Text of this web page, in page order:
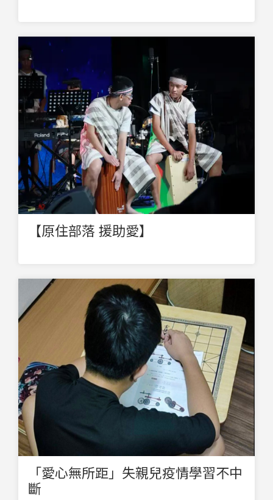
【原住部落 援助愛】
「愛心無所距」失親兒疫情學習不中
斷